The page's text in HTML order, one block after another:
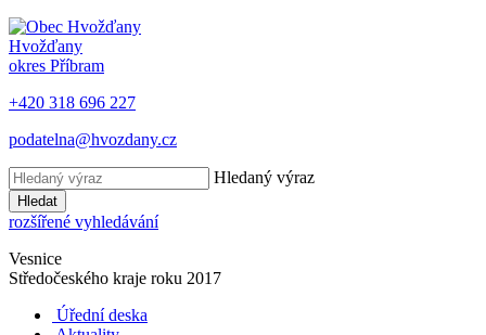
Hvožďany
okres Příbram
+420 318 696 227
podatelna@hvozdany.cz
Hledaný výraz
Hledat
rozšířené vyhledávání
Vesnice
Středočeského kraje roku 2017
Úřední deska